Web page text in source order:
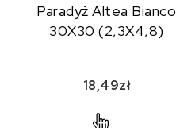
Paradyż Altea Bianco
30X30 (2,3X4,8)
18,49zł